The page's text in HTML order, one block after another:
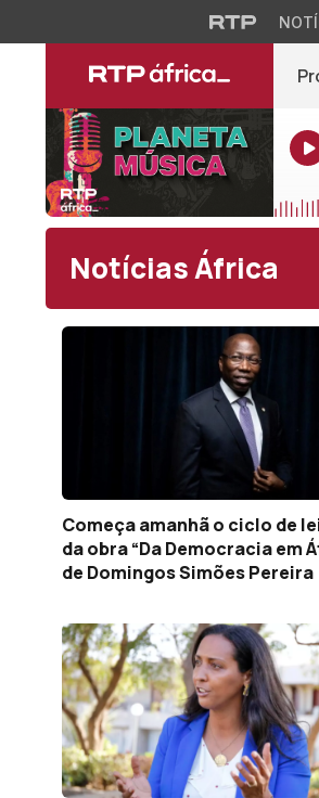
Notícias África
Começa amanhã o ciclo de
da obra “Da Democracia em
de Domingos Simões Pereira